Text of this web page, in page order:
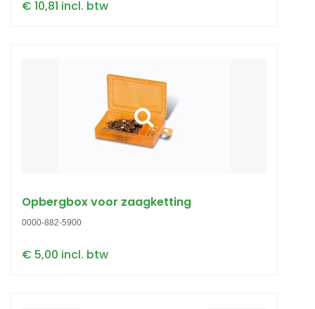
€ 10,81 incl. btw
Opbergbox voor zaagketting
0000-882-5900
€ 5,00 incl. btw